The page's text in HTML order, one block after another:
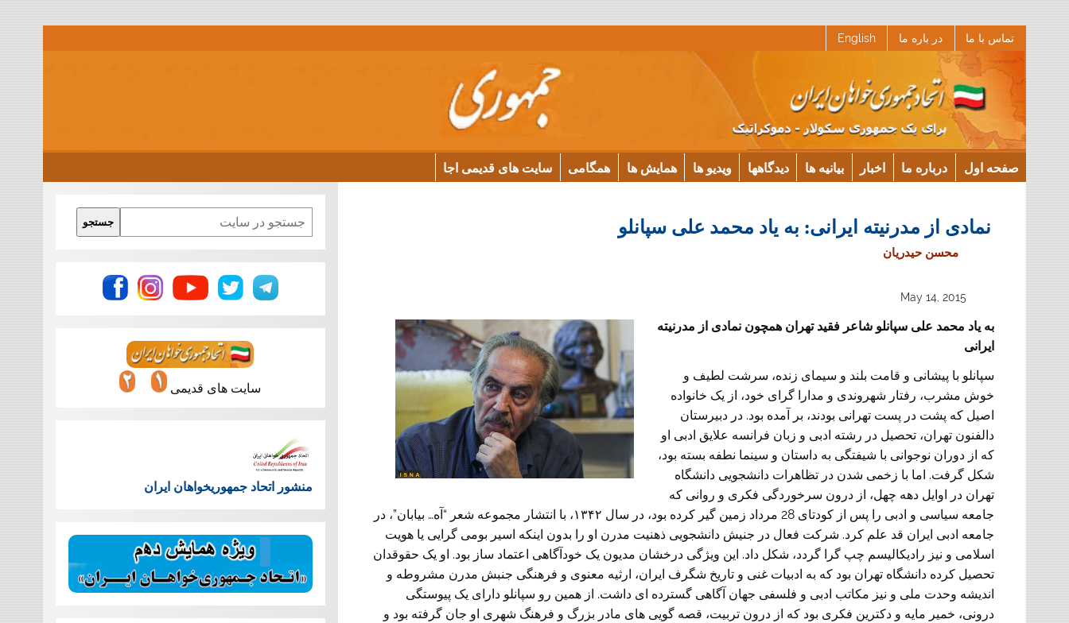
تماس با ما در باره ما English
صفحه اول درباره ما اخبار بیانیه ها دیدگاهها ویدیو ها همایش ها همگامی سایت های قدیمی اجا
نمادی از مدرنیته ایرانی: به یاد محمد علی سپانلو
محسن حیدریان
May 14, 2015
به یاد محمد علی سپانلو شاعر فقید تهران همچون نمادی از مدرنیته
ایرانی
سپانلو با پیشانی و قامت بلند و سیمای زنده، سرشت لطیف و
خوش مشرب، رفتار شهروندی و مدارا گرای خود، از یک خانواده
اصیل که پشت در پست تهرانی بودند، بر آمده بود. در دبیرستان
دالفنون تهران، تحصیل در رشته ادبی و زبان فرانسه علایق ادبی او
که از دوران نوجوانی با شیفتگی به داستان و سینما نطفه بسته بود،
شکل گرفت. اما با زخمی شدن در تظاهرات دانشجویی دانشگاه
تهران در اوایل دهه چهل، از درون سرخوردگی فکری و روانی که
جامعه سیاسی و ادبی را پس از کودتای 28 مرداد زمین گیر کرده بود، در سال ۱۳۴۲، با انتشار مجموعه شعر “آه… بیابان”، در
جامعه ادبی ایران قد علم کرد. شرکت فعال در جنیش دانشجویی ذهنیت مدرن او را بدون اینکه اسیر بومی گرایی یا هویت
اسلامی و نیز رادیکالیسم چپ گرا گردد، شکل داد. این ویژگی درخشان مدیون یک خودآگاهی اعتماد ساز بود. او یک حقوقدان
تحصیل کرده دانشگاه تهران بود که به ادبیات غنی و تاریخ شگرف ایران، ارثیه معنوی و فرهنگی جنبش مدرن مشروطه و
اندیشه وحدت ملی و نیز مکاتب ادبی و فلسفی جهان آگاهی گسترده ای داشت. از همین رو سپانلو دارای یک پیوستگی
درونی، خمیر مایه و دکترین فکری بود که از درون تربیت، قصه گویی های مادر بزرگ و فرهنگ شهری او جان گرفته بود و
Search
جستجو
سایت های قدیمی
منشور اتحاد جمهوریخواهان ایران